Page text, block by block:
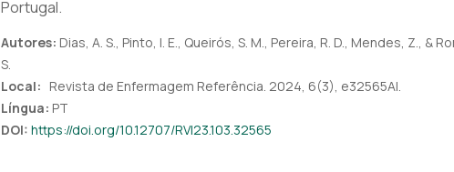
Portugal.
Autores: Dias, A. S., Pinto, I. E., Queirós, S. M., Pereira, R. D., Mendes, Z., &
S.
Local: Revista de Enfermagem Referência. 2024, 6(3), e32565AI.
Língua: PT
DOI: https://doi.org/10.12707/RVI23.103.32565